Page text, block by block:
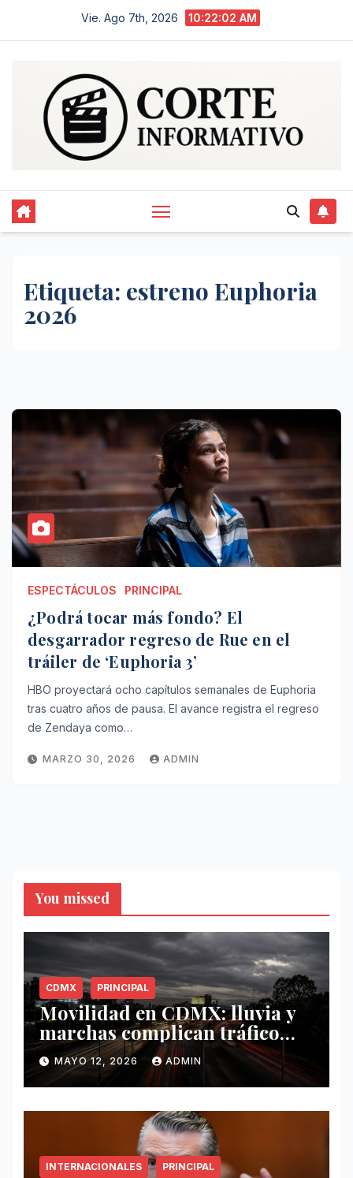
Vie. Ago 7th, 2026 10:22:02 AM
Etiqueta: estreno Euphoria
2026
ESPECTÁCULOS PRINCIPAL
¿Podrá tocar más fondo? El
desgarrador regreso de Rue en el
tráiler de ‘Euphoria 3’
HBO proyectará ocho capítulos semanales de Euphoria
tras cuatro años de pausa. El avance registra el regreso
de Zendaya como…
MARZO 30, 2026 ADMIN
You missed
CDMX PRINCIPAL
Movilidad en CDMX: lluvia y
marchas complican tráfico
este 12 de mayo
MAYO 12, 2026 ADMIN
INTERNACIONALES PRINCIPAL